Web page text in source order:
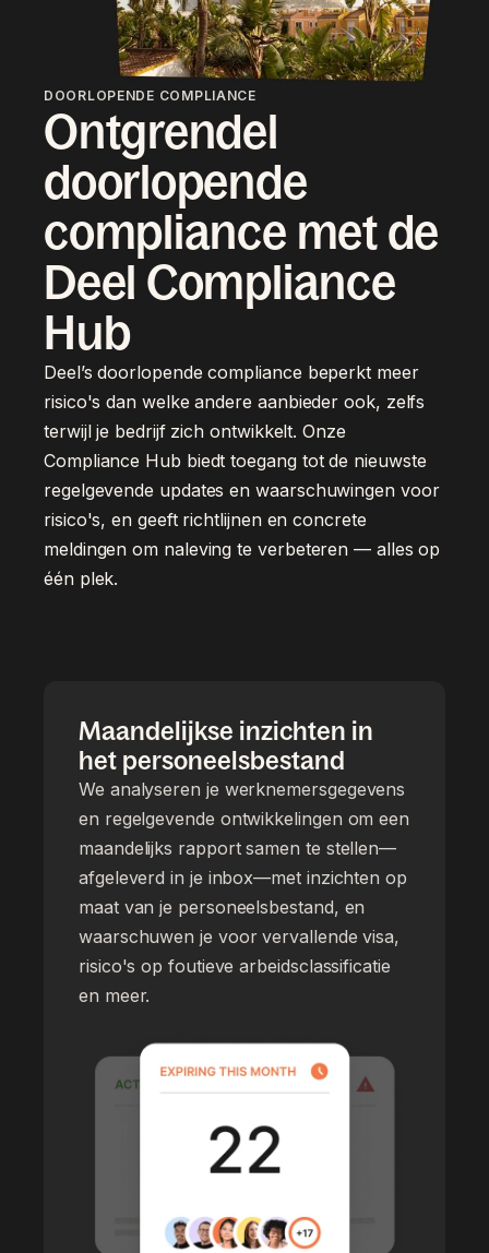
DOORLOPENDE COMPLIANCE
Ontgrendel
doorlopende
compliance met de
Deel Compliance
Hub
Deel’s doorlopende compliance beperkt meer
risico's dan welke andere aanbieder ook, zelfs
terwijl je bedrijf zich ontwikkelt. Onze
Compliance Hub biedt toegang tot de nieuwste
regelgevende updates en waarschuwingen voor
risico's, en geeft richtlijnen en concrete
meldingen om naleving te verbeteren — alles op
één plek.
Maandelijkse inzichten in
het personeelsbestand
We analyseren je werknemersgegevens
en regelgevende ontwikkelingen om een
maandelijks rapport samen te stellen—
afgeleverd in je inbox—met inzichten op
maat van je personeelsbestand, en
waarschuwen je voor vervallende visa,
risico's op foutieve arbeidsclassificatie
en meer.